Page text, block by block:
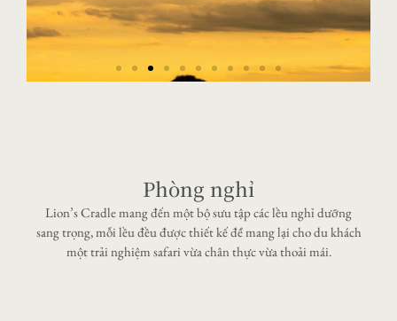
Phòng nghỉ
Lion’s Cradle mang đến một bộ sưu tập các lều nghỉ dưỡng
sang trọng, mỗi lều đều được thiết kế để mang lại cho du khách
một trải nghiệm safari vừa chân thực vừa thoải mái.